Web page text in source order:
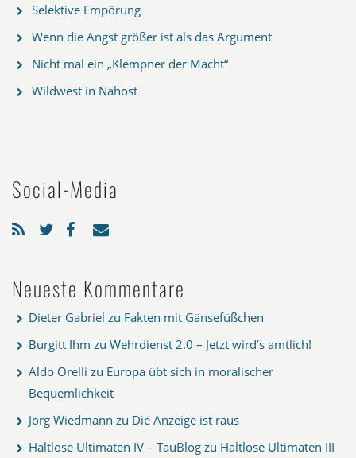
Selektive Empörung
Wenn die Angst größer ist als das Argument
Nicht mal ein „Klempner der Macht“
Wildwest in Nahost
Social-Media
Neueste Kommentare
Dieter Gabriel zu Fakten mit Gänsefüßchen
Burgitt Ihm zu Wehrdienst 2.0 – Jetzt wird’s amtlich!
Aldo Orelli zu Europa übt sich in moralischer
Bequemlichkeit
Jörg Wiedmann zu Die Anzeige ist raus
Haltlose Ultimaten IV – TauBlog zu Haltlose Ultimaten III